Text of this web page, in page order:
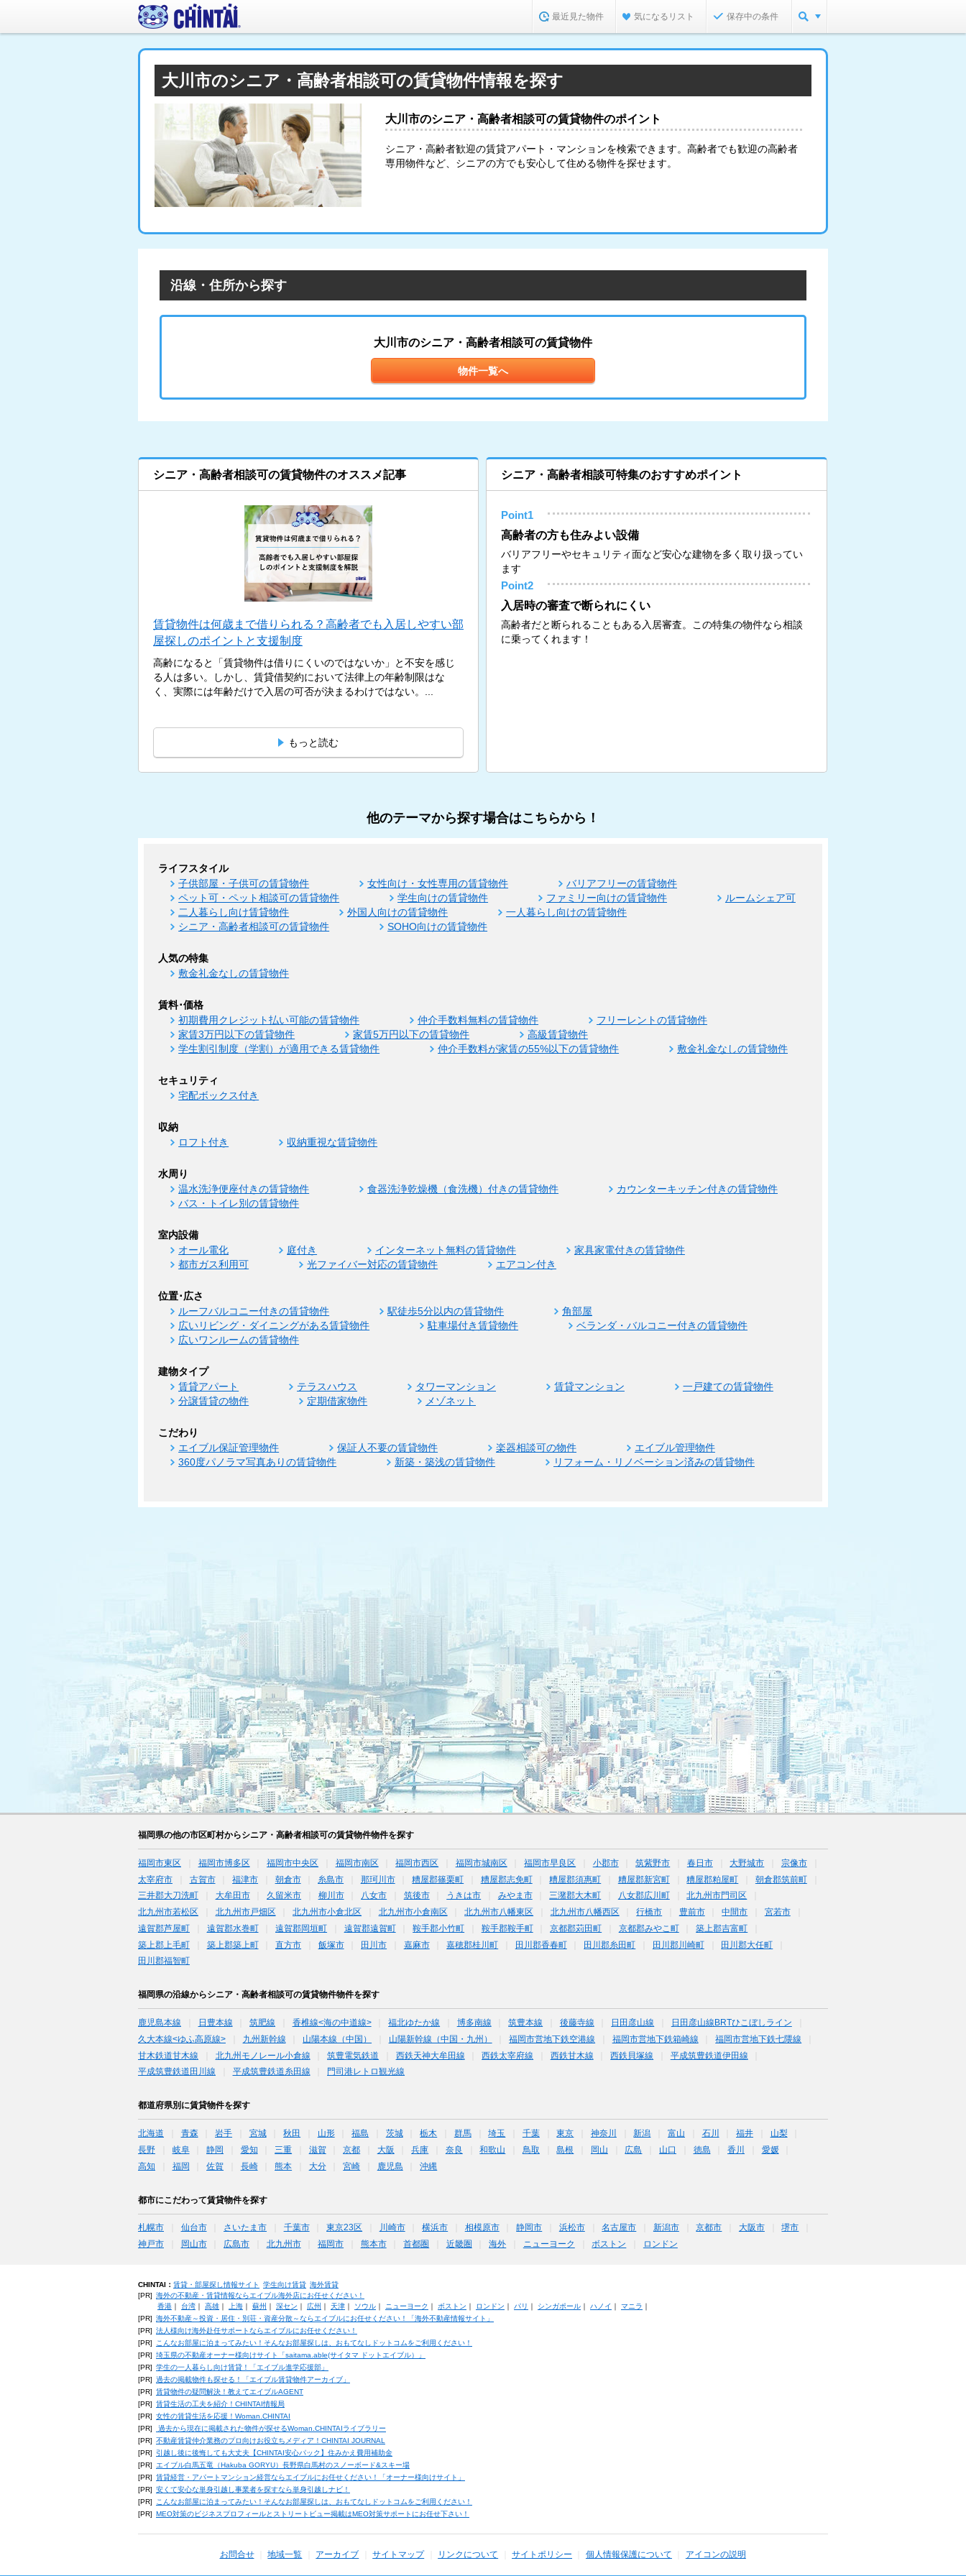
最近見た物件 気になるリスト 保存中の条件
大川市のシニア・高齢者相談可の賃貸物件情報を探す
大川市のシニア・高齢者相談可の賃貸物件のポイント
シニア・高齢者歓迎の賃貸アパート・マンションを検索できます。高齢者でも歓迎の高齢者
専用物件など、シニアの方でも安心して住める物件を探せます。
沿線・住所から探す
大川市のシニア・高齢者相談可の賃貸物件
物件一覧へ
シニア・高齢者相談可の賃貸物件のオススメ記事
賃貸物件は何歳まで借りられる？高齢者でも入居しやすい部
屋探しのポイントと支援制度
高齢になると「賃貸物件は借りにくいのではないか」と不安を感じ
る人は多い。しかし、賃貸借契約において法律上の年齢制限はな
く、実際には年齢だけで入居の可否が決まるわけではない。...
もっと読む
シニア・高齢者相談可特集のおすすめポイント
Point1
高齢者の方も住みよい設備
バリアフリーやセキュリティ面など安心な建物を多く取り扱ってい
ます
Point2
入居時の審査で断られにくい
高齢者だと断られることもある入居審査。この特集の物件なら相談
に乗ってくれます！
他のテーマから探す場合はこちらから！
ライフスタイル
子供部屋・子供可の賃貸物件 女性向け・女性専用の賃貸物件
バリアフリーの賃貸物件
ペット可・ペット相談可の賃貸物件
学生向けの賃貸物件 ファミリー向けの賃貸物件
ルームシェア可
二人暮らし向け賃貸物件
外国人向けの賃貸物件
一人暮らし向けの賃貸物件
シニア・高齢者相談可の賃貸物件
SOHO向けの賃貸物件
人気の特集
敷金礼金なしの賃貸物件
賃料･価格
初期費用クレジット払い可能の賃貸物件 仲介手数料無料の賃貸物件
フリーレントの賃貸物件
家賃3万円以下の賃貸物件
家賃5万円以下の賃貸物件
高級賃貸物件
学生割引制度（学割）が適用できる賃貸物件
仲介手数料が家賃の55%以下の賃貸物件 敷金礼金なしの賃貸物件
セキュリティ
宅配ボックス付き
収納
ロフト付き 収納重視な賃貸物件
水周り
温水洗浄便座付きの賃貸物件 食器洗浄乾燥機（食洗機）付きの賃貸物件
カウンターキッチン付きの賃貸物件
バス・トイレ別の賃貸物件
室内設備
オール電化 庭付き インターネット無料の賃貸物件
家具家電付きの賃貸物件
都市ガス利用可
光ファイバー対応の賃貸物件 エアコン付き
位置･広さ
ルーフバルコニー付きの賃貸物件 駅徒歩5分以内の賃貸物件
角部屋
広いリビング・ダイニングがある賃貸物件
駐車場付き賃貸物件
ベランダ・バルコニー付きの賃貸物件
広いワンルームの賃貸物件
建物タイプ
賃貸アパート テラスハウス タワーマンション 賃貸マンション
一戸建ての賃貸物件
分譲賃貸の物件
定期借家物件 メゾネット
こだわり
エイブル保証管理物件 保証人不要の賃貸物件 楽器相談可の物件
エイブル管理物件
360度パノラマ写真ありの賃貸物件
新築・築浅の賃貸物件 リフォーム・リノベーション済みの賃貸物件
福岡県の他の市区町村からシニア・高齢者相談可の賃貸物件物件を探す
福岡市東区 福岡市博多区 福岡市中央区 福岡市南区 福岡市西区 福岡市城南区 福岡市早良区 小郡市 筑紫野市 春日市 大野城市
宗像市
太宰府市
古賀市 福津市 朝倉市 糸島市 那珂川市 糟屋郡篠栗町 糟屋郡志免町 糟屋郡須惠町 糟屋郡新宮町 糟屋郡粕屋町
朝倉郡筑前町
三井郡大刀洗町
大牟田市 久留米市 柳川市 八女市 筑後市 うきは市 みやま市 三潴郡大木町 八女郡広川町
北九州市門司区
北九州市若松区
北九州市戸畑区 北九州市小倉北区 北九州市小倉南区 北九州市八幡東区 北九州市八幡西区 行橋市 豊前市 中間市
宮若市
遠賀郡芦屋町
遠賀郡水巻町 遠賀郡岡垣町 遠賀郡遠賀町 鞍手郡小竹町 鞍手郡鞍手町 京都郡苅田町 京都郡みやこ町
築上郡吉富町
築上郡上毛町
築上郡築上町 直方市 飯塚市 田川市 嘉麻市 嘉穂郡桂川町 田川郡香春町 田川郡糸田町 田川郡川崎町
田川郡大任町
田川郡福智町
福岡県の沿線からシニア・高齢者相談可の賃貸物件物件を探す
鹿児島本線 日豊本線 筑肥線 香椎線<海の中道線> 福北ゆたか線 博多南線 筑豊本線 後藤寺線 日田彦山線
日田彦山線BRTひこぼしライン
久大本線<ゆふ高原線>
九州新幹線 山陽本線（中国） 山陽新幹線（中国・九州） 福岡市営地下鉄空港線 福岡市営地下鉄箱崎線
福岡市営地下鉄七隈線
甘木鉄道甘木線
北九州モノレール小倉線 筑豊電気鉄道 西鉄天神大牟田線 西鉄太宰府線 西鉄甘木線 西鉄貝塚線
平成筑豊鉄道伊田線
平成筑豊鉄道田川線
平成筑豊鉄道糸田線 門司港レトロ観光線
都道府県別に賃貸物件を探す
北海道 青森 岩手 宮城 秋田 山形 福島 茨城 栃木 群馬 埼玉 千葉 東京 神奈川 新潟 富山 石川 福井
山梨
長野
岐阜 静岡 愛知 三重 滋賀 京都 大阪 兵庫 奈良 和歌山 鳥取 島根 岡山 広島 山口 徳島 香川
愛媛
高知
福岡 佐賀 長崎 熊本 大分 宮崎 鹿児島 沖縄
都市にこだわって賃貸物件を探す
札幌市 仙台市 さいたま市 千葉市 東京23区 川崎市 横浜市 相模原市 静岡市 浜松市 名古屋市 新潟市 京都市 大阪市
堺市
神戸市
岡山市 広島市 北九州市 福岡市 熊本市 首都圏 近畿圏 海外 ニューヨーク ボストン ロンドン
CHINTAI： 賃貸・部屋探し情報サイト 学生向け賃貸 海外賃貸
[PR] 海外の不動産・賃貸情報ならエイブル海外店にお任せください！
香港｜ 台湾｜ 高雄｜ 上海｜ 蘇州 ｜ 深セン ｜ 広州 ｜ 天津｜ ソウル｜ ニューヨーク ｜ ボストン ｜ ロンドン ｜ パリ ｜ シンガポール｜ ハノイ ｜ マニラ ｜
[PR] 海外不動産～投資・居住・別荘・資産分散～ならエイブルにお任せください！「海外不動産情報サイト」
[PR] 法人様向け海外赴任サポートならエイブルにお任せください！
[PR]
こんなお部屋に泊まってみたい！そんなお部屋探しは、おもてなしドットコムをご利用ください！
[PR] 埼玉県の不動産オーナー様向けサイト「saitama.able(サイタマ ドットエイブル）」
[PR] 学生の一人暮らし向け賃貸！「エイブル進学応援部」
[PR] 過去の掲載物件も探せる！「エイブル賃貸物件アーカイブ」
[PR] 賃貸物件の疑問解決！教えてエイブルAGENT
[PR] 賃貸生活の工夫を紹介！CHINTAI情報局
[PR] 女性の賃貸生活を応援！Woman.CHINTAI
[PR]
過去から現在に掲載された物件が探せるWoman.CHINTAIライブラリー
[PR] 不動産賃貸仲介業務のプロ向けお役立ちメディア！CHINTAI JOURNAL
[PR]
引越し後に後悔しても大丈夫【CHINTAI安心パック】住みかえ費用補助金
[PR]
エイブル白馬五竜（Hakuba GORYU）長野県白馬村のスノーボード&スキー場
[PR] 賃貸経営・アパートマンション経営ならエイブルにお任せください！「オーナー様向けサイト」
[PR] 安くて安心な単身引越し事業者を探すなら単身引越しナビ！
[PR]
こんなお部屋に泊まってみたい！そんなお部屋探しは、おもてなしドットコムをご利用ください！
[PR] MEO対策のビジネスプロフィールとストリートビュー掲載はMEO対策サポートにお任せ下さい！
お問合せ 地域一覧 アーカイブ サイトマップ リンクについて サイトポリシー 個人情報保護について アイコンの説明